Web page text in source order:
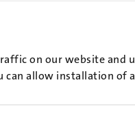
on our website and
allow installation of